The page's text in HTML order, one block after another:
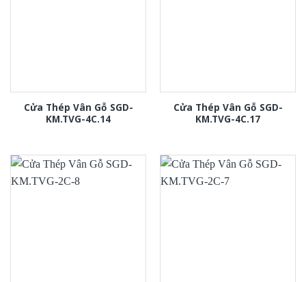
Cửa Thép Vân Gỗ SGD-
KM.TVG-4C.14
Cửa Thép Vân Gỗ SGD-
KM.TVG-4C.17